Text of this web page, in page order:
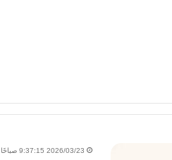
2026/03/23 9:37:15 صباحًا